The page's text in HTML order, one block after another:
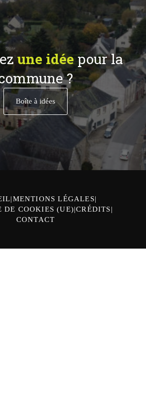
une idéepour la
?
Boîte à idées
MENTIONS LÉGALES
DE COOKIES (UE) CRÉDITS
CONTACT